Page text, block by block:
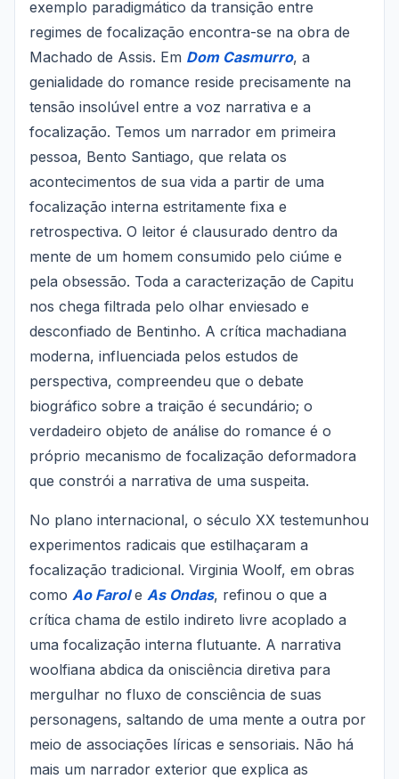
exemplo paradigmático da transição entre
regimes de focalização encontra-se na obra de
Machado de Assis. Em Dom Casmurro, a
genialidade do romance reside precisamente na
tensão insolúvel entre a voz narrativa e a
focalização. Temos um narrador em primeira
pessoa, Bento Santiago, que relata os
acontecimentos de sua vida a partir de uma
focalização interna estritamente fixa e
retrospectiva. O leitor é clausurado dentro da
mente de um homem consumido pelo ciúme e
pela obsessão. Toda a caracterização de Capitu
nos chega filtrada pelo olhar enviesado e
desconfiado de Bentinho. A crítica machadiana
moderna, influenciada pelos estudos de
perspectiva, compreendeu que o debate
biográfico sobre a traição é secundário; o
verdadeiro objeto de análise do romance é o
próprio mecanismo de focalização deformadora
que constrói a narrativa de uma suspeita.
No plano internacional, o século XX testemunhou
experimentos radicais que estilhaçaram a
focalização tradicional. Virginia Woolf, em obras
como Ao Farole As Ondas, refinou o que a
crítica chama de estilo indireto livre acoplado a
uma focalização interna flutuante. A narrativa
woolfiana abdica da onisciência diretiva para
mergulhar no fluxo de consciência de suas
personagens, saltando de uma mente a outra por
meio de associações líricas e sensoriais. Não há
mais um narrador exterior que explica as